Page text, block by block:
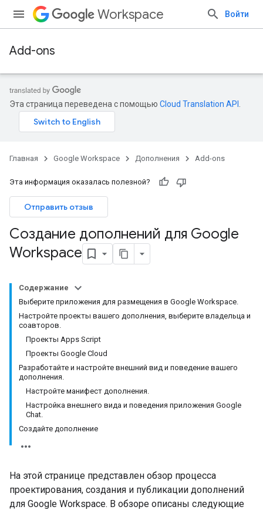
Workspace Войти
Add-ons
Эта страница переведена с помощью Cloud Translation API
Главная Google Workspace Дополнения Add-ons
Эта информация оказалась полезной?
Отправить отзыв
Создание дополнений для Google
Workspace
Содержание
Выберите приложения для размещения в Google Workspace.
Настройте проекты вашего дополнения, выберите владельца и
соавторов.
Проекты Apps Script
Проекты Google Cloud
Разработайте и настройте внешний вид и поведение вашего
дополнения.
Настройте манифест дополнения.
Настройка внешнего вида и поведения приложения Google
Chat.
Создайте дополнение
На этой странице представлен обзор процесса
проектирования, создания и публикации дополнений
для Google Workspace. В обзоре описаны следующие